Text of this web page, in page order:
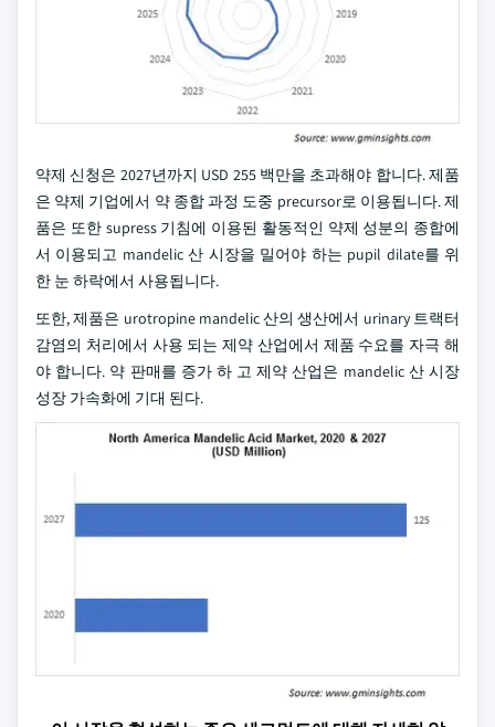
약제 신청은 2027년까지 USD 255 백만을 초과해야 합니다. 제품
은 약제 기업에서 약 종합 과정 도중 precursor로 이용됩니다. 제
품은 또한 supress 기침에 이용된 활동적인 약제 성분의 종합에
서 이용되고 mandelic 산 시장을 밀어야 하는 pupil dilate를 위
한 눈 하락에서 사용됩니다.
또한, 제품은 urotropine mandelic 산의 생산에서 urinary 트랙터
감염의 처리에서 사용 되는 제약 산업에서 제품 수요를 자극 해
야 합니다. 약 판매를 증가 하 고 제약 산업은 mandelic 산 시장
성장 가속화에 기대 된다.